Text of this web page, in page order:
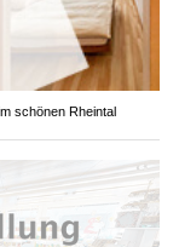
schönen Rheintal